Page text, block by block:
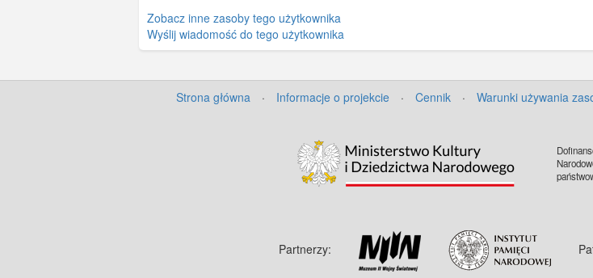
Zobacz inne zasoby tego użytkownika
Wyślij wiadomość do tego użytkownika
Strona główna · Informacje o projekcie · Cennik · Warunki używania
Partnerzy: